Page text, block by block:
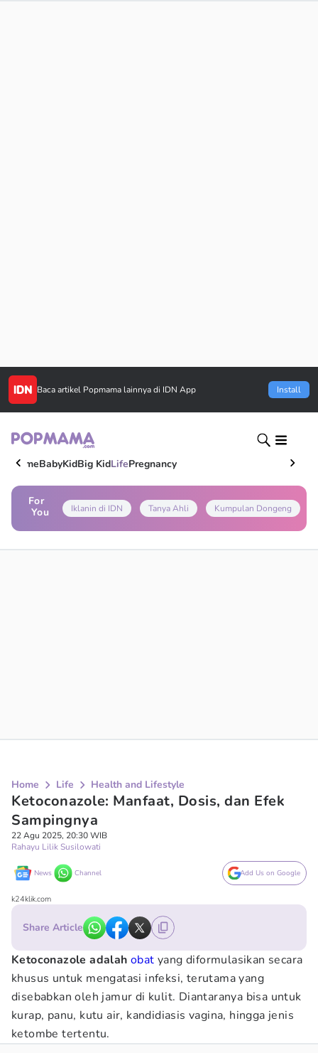
Baca artikel Popmama lainnya di IDN App Install
HomeBabyKidBig KidLifePregnancy
For
You
Iklanin di IDN Tanya Ahli Kumpulan Dongeng
Home Life Health and Lifestyle
Ketoconazole: Manfaat, Dosis, dan Efek
Sampingnya
22 Agu 2025, 20:30 WIB
Rahayu Lilik Susilowati
News Channel Add Us on Google
k24klik.com
Share Article
Ketoconazole adalah obat yang diformulasikan secara
khusus untuk mengatasi infeksi, terutama yang
disebabkan oleh jamur di kulit. Diantaranya bisa untuk
kurap, panu, kutu air, kandidiasis vagina, hingga jenis
ketombe tertentu.